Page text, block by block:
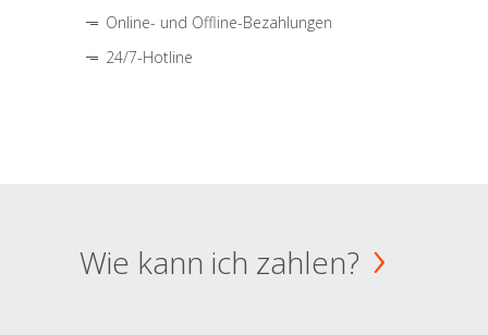
Online- und Offline-Bezahlungen
24/7-Hotline
Wie kann ich zahlen?